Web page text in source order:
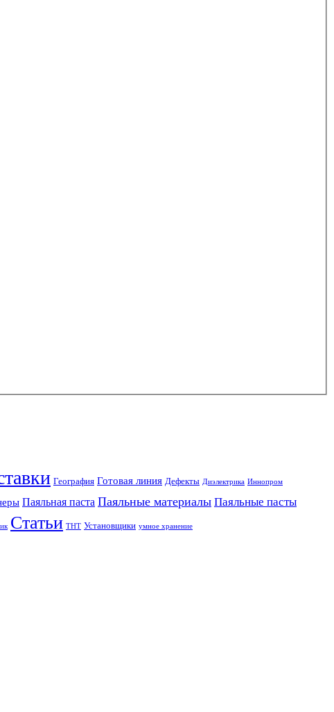
География Готовая линия Дефекты Диэлектрика Иннопром
Паяльная паста Паяльные материалы Паяльные пасты
Статьи ТНТ Установщики умное хранение